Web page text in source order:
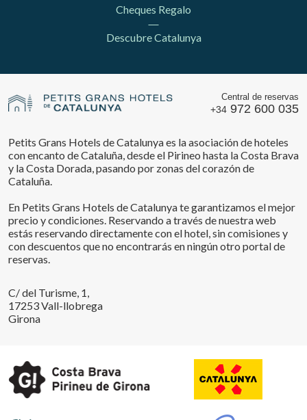
Cheques Regalo
Descubre Catalunya
Central de reservas
+34 972 600 035
Petits Grans Hotels de Catalunya es la asociación de hoteles
con encanto de Cataluña, desde el Pirineo hasta la Costa Brava
y la Costa Dorada, pasando por zonas del corazón de
Cataluña.
En Petits Grans Hotels de Catalunya te garantizamos el mejor
precio y condiciones. Reservando a través de nuestra web
estás reservando directamente con el hotel, sin comisiones y
con descuentos que no encontrarás en ningún otro portal de
reservas.
C/ del Turisme, 1,
17253 Vall-llobrega
Girona
Aceptar todas